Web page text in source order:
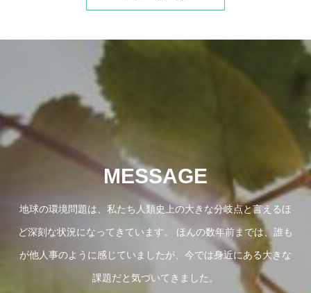
MESSAGE
地球の環境問題は、私たち人類史上の大きな分岐点と言えるほ
ど深刻な状況になってきています。 ほんの数年前までは、誰も
が他人事のように感じていましたが、今では身近にある大きな
課題だと気づいてきました。